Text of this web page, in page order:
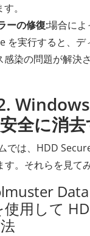
。
ーの修復:場合に
を実行すると、デ
感染の問題が解決
全に消
では、HDD
。それらを見て
用して